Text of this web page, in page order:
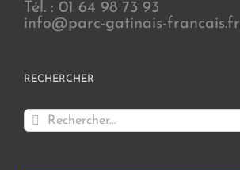
Tél. : 01 64 98 73 93
info@parc-gatinais-francais.fr
RECHERCHER
Rechercher: